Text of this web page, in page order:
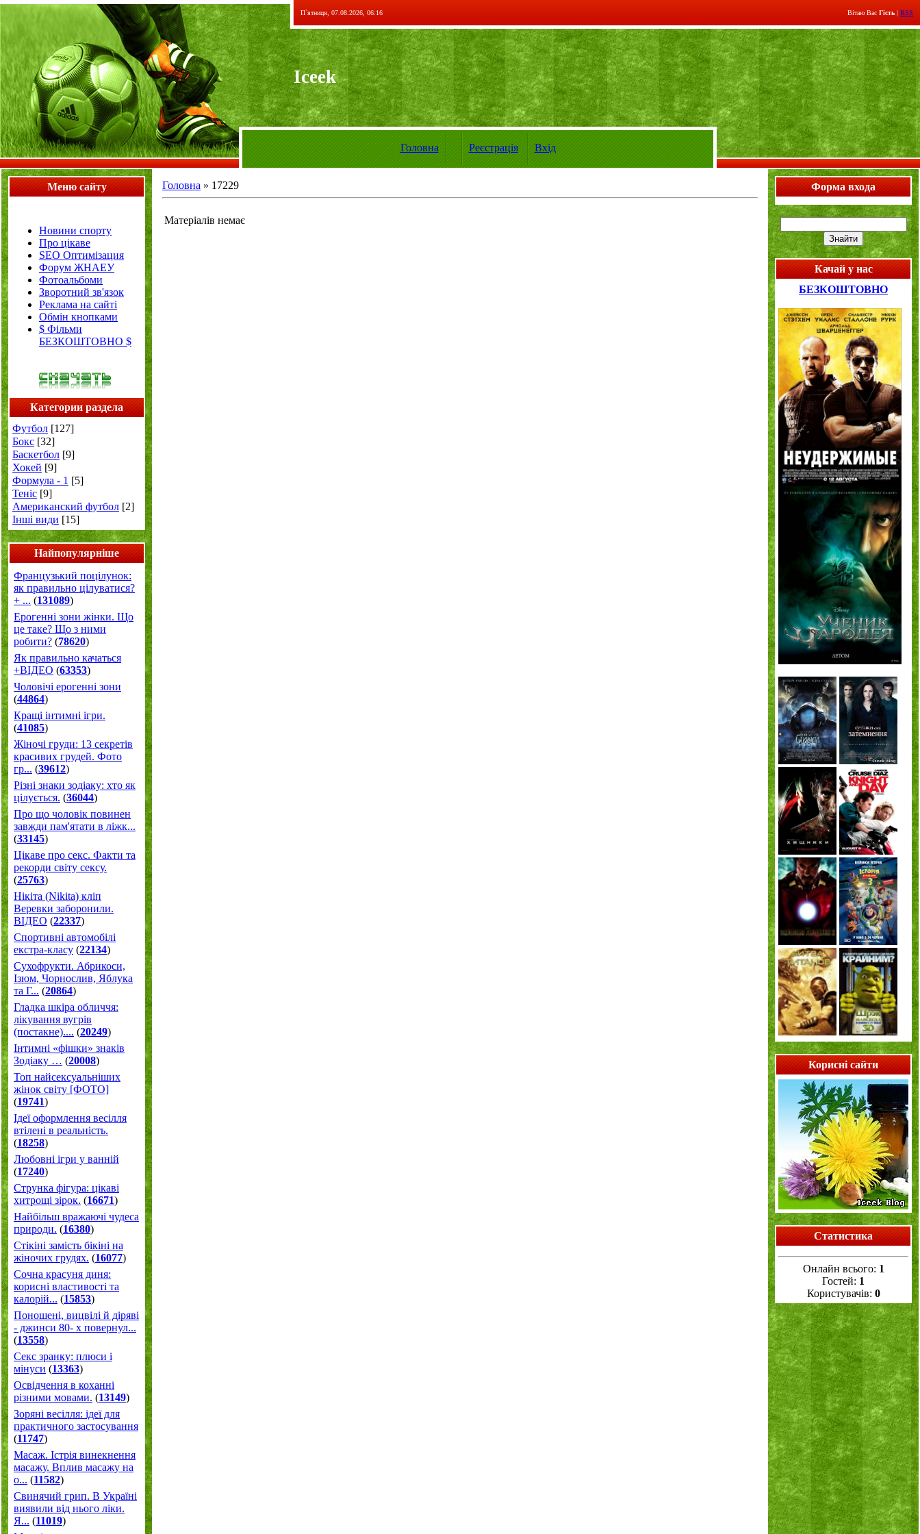
П`ятниця, 07.08.2026, 06:16 Вітаю Вас Гість | RSS
Iceek
Головна Реєстрація Вхід
Меню сайту
Новини спорту
Про цікаве
SEO Оптимізация
Форум ЖНАЕУ
Фотоальбоми
Зворотний зв'язок
Реклама на сайті
Обмін кнопками
$ Фільми
БЕЗКОШТОВНО $
Категории раздела
Футбол [127]
Бокс [32]
Баскетбол [9]
Хокей [9]
Формула - 1 [5]
Теніс [9]
Американский футбол [2]
Інші види [15]
Найпопулярніше
Французький поцілунок:
як правильно цілуватися?
+ ... (131089)
Ерогенні зони жінки. Що
це таке? Що з ними
робити? (78620)
Як правильно качаться
+ВІДЕО (63353)
Чоловічі ерогенні зони
(44864)
Кращі інтимні ігри.
(41085)
Жіночі груди: 13 секретів
красивих грудей. Фото
гр... (39612)
Різні знаки зодіаку: хто як
цілується. (36044)
Про що чоловік повинен
завжди пам'ятати в ліжк...
(33145)
Цікаве про секс. Факти та
рекорди світу сексу.
(25763)
Нікіта (Nikita) кліп
Веревки заборонили.
ВІДЕО (22337)
Спортивні автомобілі
екстра-класу (22134)
Cухофрукти. Абрикоси,
Ізюм, Чорнослив, Яблука
та Г... (20864)
Гладка шкіра обличчя:
лікування вугрів
(постакне).... (20249)
Інтимні «фішки» знаків
Зодіаку … (20008)
Топ найсексуальніших
жінок світу [ФОТО]
(19741)
Ідеї оформлення весілля
втілені в реальність.
(18258)
Любовні ігри у ванній
(17240)
Струнка фігура: цікаві
хитрощі зірок. (16671)
Найбільш вражаючі чудеса
природи. (16380)
Стікіні замість бікіні на
жіночих грудях. (16077)
Сочна красуня диня:
корисні властивості та
калорій... (15853)
Поношені, вицвілі й діряві
- джинси 80- х повернул...
(13558)
Секс зранку: плюси і
мінуси (13363)
Освідчення в коханні
різними мовами. (13149)
Зоряні весілля: ідеї для
практичного застосування
(11747)
Масаж. Істрія винекнення
масажу. Вплив масажу на
о... (11582)
Свинячий грип. В Україні
виявили від нього ліки.
Я... (11019)
Головна » 17229
Матеріалів немає
Форма входа
Качай у нас
БЕЗКОШТОВНО
Корисні сайти
Статистика
Онлайн всього: 1
Гостей: 1
Користувачів: 0